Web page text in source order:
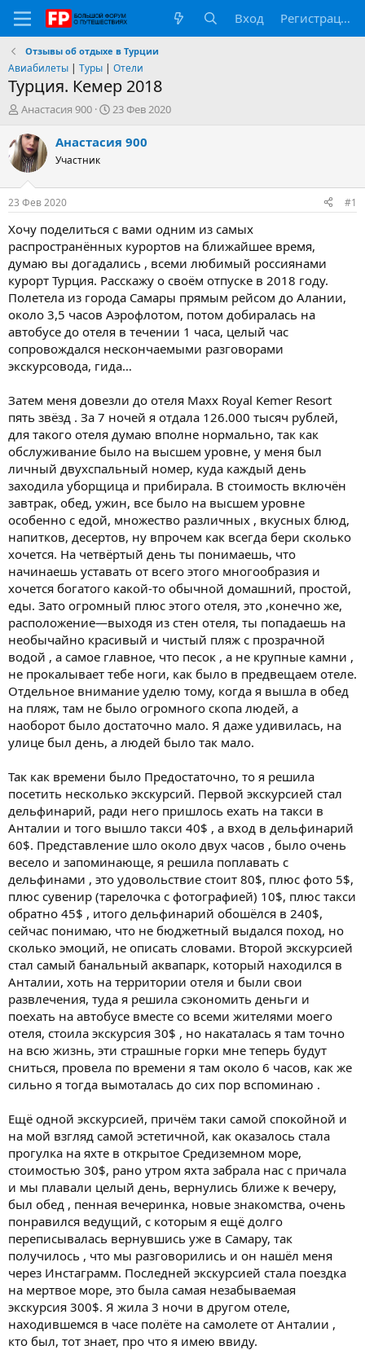
Вход Регистрация
Отзывы об отдыхе в Турции
Авиабилеты | Туры | Отели
Турция. Кемер 2018
А
т
о
р
т
е
м
ы
Анастасия 900
Д
т
а
л
23 Фев 2020
Анастасия 900
Участник
23 Фев 2020 #1
Хочу поделиться с вами одним из самых
распространённых курортов на ближайшее время,
думаю вы догадались , всеми любимый россиянами
курорт Турция. Расскажу о своём отпуске в 2018 году.
Полетела из города Самары прямым рейсом до Алании,
около 3,5 часов Аэрофлотом, потом добиралась на
автобусе до отеля в течении 1 часа, целый час
сопровождался нескончаемыми разговорами
экскурсовода, гида…
Затем меня довезли до отеля Maxx Royal Kemer Resort
пять звёзд . За 7 ночей я отдала 126.000 тысяч рублей,
для такого отеля думаю вполне нормально, так как
обслуживание было на высшем уровне, у меня был
личный двухспальный номер, куда каждый день
заходила уборщица и прибирала. В стоимость включён
завтрак, обед, ужин, все было на высшем уровне
особенно с едой, множество различных , вкусных блюд,
напитков, десертов, ну впрочем как всегда бери сколько
хочется. На четвёртый день ты понимаешь, что
начинаешь уставать от всего этого многообразия и
хочется богатого какой-то обычной домашний, простой,
еды. Зато огромный плюс этого отеля, это ,конечно же,
расположение—выходя из стен отеля, ты попадаешь на
необычайно красивый и чистый пляж с прозрачной
водой , а самое главное, что песок , а не крупные камни ,
не прокалывает тебе ноги, как было в предвещаем отеле.
Отдельное внимание уделю тому, когда я вышла в обед
на пляж, там не было огромного скопа людей, а
наоборот было достаточно мало. Я даже удивилась, на
улице был день, а людей было так мало.
Так как времени было Предостаточно, то я решила
посетить несколько экскурсий. Первой экскурсией стал
дельфинарий, ради него пришлось ехать на такси в
Анталии и того вышло такси 40$ , а вход в дельфинарий
60$. Представление шло около двух часов , было очень
весело и запоминающе, я решила поплавать с
дельфинами , это удовольствие стоит 80$, плюс фото 5$,
плюс сувенир (тарелочка с фотографией) 10$, плюс такси
обратно 45$ , итого дельфинарий обошёлся в 240$,
сейчас понимаю, что не бюджетный выдался поход, но
сколько эмоций, не описать словами. Второй экскурсией
стал самый банальный аквапарк, который находился в
Анталии, хоть на территории отеля и были свои
развлечения, туда я решила сэкономить деньги и
поехать на автобусе вместе со всеми жителями моего
отеля, стоила экскурсия 30$ , но накаталась я там точно
на всю жизнь, эти страшные горки мне теперь будут
сниться, провела по времени я там около 6 часов, как же
сильно я тогда вымоталась до сих пор вспоминаю .
Ещё одной экскурсией, причём таки самой спокойной и
на мой взгляд самой эстетичной, как оказалось стала
прогулка на яхте в открытое Средиземном море,
стоимостью 30$, рано утром яхта забрала нас с причала
и мы плавали целый день, вернулись ближе к вечеру,
был обед , пенная вечеринка, новые знакомства, очень
понравился ведущий, с которым я ещё долго
переписывалась вернувшись уже в Самару, так
получилось , что мы разговорились и он нашёл меня
через Инстаграмм. Последней экскурсией стала поездка
на мертвое море, это была самая незабываемая
экскурсия 300$. Я жила 3 ночи в другом отеле,
находившемся в часе полёте на самолете от Анталии ,
кто был, тот знает, про что я имею ввиду.